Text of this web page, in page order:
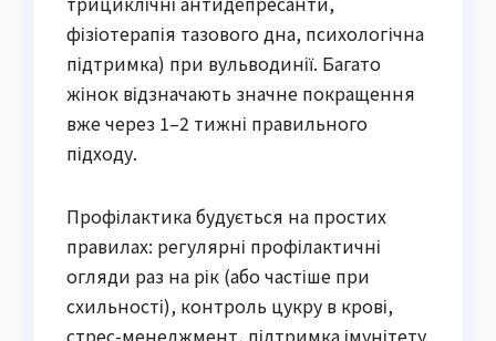
фізіотерапія тазового дна, психологічна
підтримка) при вульводинії. Багато
жінок відзначають значне покращення
вже через 1–2 тижні правильного
підходу.
Профілактика будується на простих
правилах: регулярні профілактичні
огляди раз на рік (або частіше при
схильності), контроль цукру в крові,